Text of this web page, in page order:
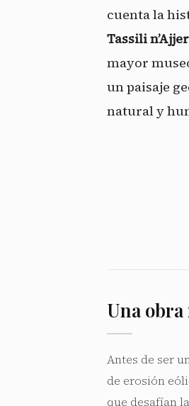
cuenta la
Tassili n’Ajjer
mayor
un paisaje
natural y
Una obra
Antes de ser
de erosión
que desafían